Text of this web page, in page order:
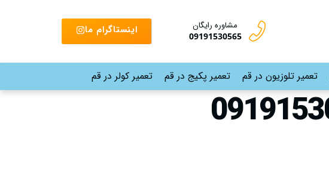
مشاوره رایگان
09191530565 اینستاگرام ما
تعمیر تلوزیون در قم تعمیر پکیج در قم تعمیر کولر در قم